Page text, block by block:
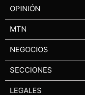
OPINIÓN
MTN
NEGOCIOS
SECCIONES
LEGALES